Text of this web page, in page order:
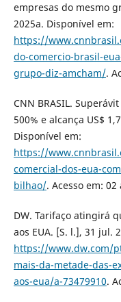
empresas do mesmo
2025a. Disponível em:
https://
do-comercio-brasil-
grupo-diz-amcham/.
CNN BRASIL.
500% e alcança US$
Disponível em:
https://
comercial-dos-eua-
bilhao/. Acesso em: 02
DW. Tarifaço atingirá
aos EUA. [S. l.], 31 jul.
https://www.dw.com/
mais-da-metade-das-
aos-eua/a-73479910.